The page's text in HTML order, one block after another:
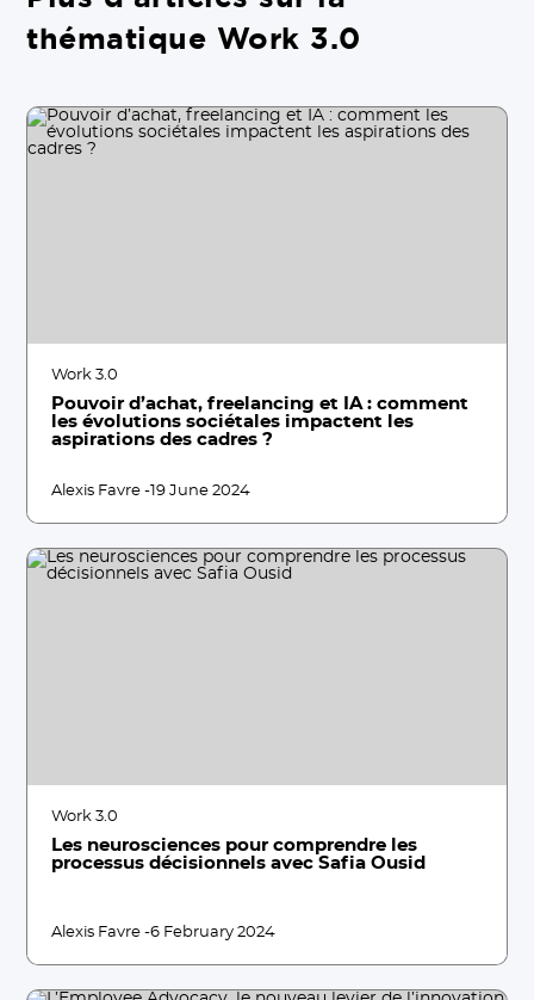
thématique Work 3.0
Work 3.0
Pouvoir d’achat, freelancing et IA : comment
les évolutions sociétales impactent les
aspirations des cadres ?
Alexis Favre -19 June 2024
Work 3.0
Les neurosciences pour comprendre les
processus décisionnels avec Safia Ousid
Alexis Favre -6 February 2024